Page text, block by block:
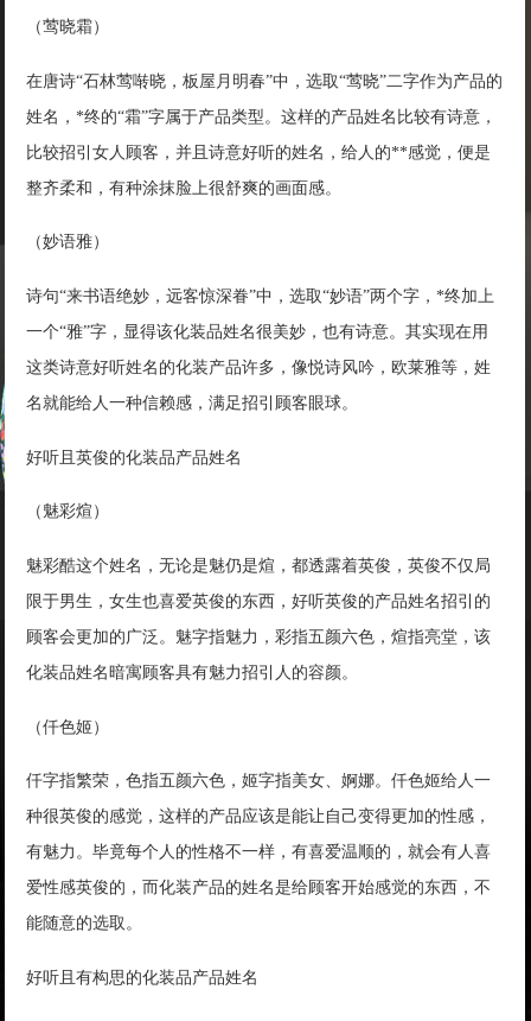
（莺晓霜）
在唐诗“石林莺啭晓，板屋月明春”中，选取“莺晓”二字作为产品的
姓名，*终的“霜”字属于产品类型。这样的产品姓名比较有诗意，
比较招引女人顾客，并且诗意好听的姓名，给人的**感觉，便是
整齐柔和，有种涂抹脸上很舒爽的画面感。
（妙语雅）
诗句“来书语绝妙，远客惊深眷”中，选取“妙语”两个字，*终加上
一个“雅”字，显得该化装品姓名很美妙，也有诗意。其实现在用
这类诗意好听姓名的化装产品许多，像悦诗风吟，欧莱雅等，姓
名就能给人一种信赖感，满足招引顾客眼球。
好听且英俊的化装品产品姓名
（魅彩煊）
魅彩酷这个姓名，无论是魅仍是煊，都透露着英俊，英俊不仅局
限于男生，女生也喜爱英俊的东西，好听英俊的产品姓名招引的
顾客会更加的广泛。魅字指魅力，彩指五颜六色，煊指亮堂，该
化装品姓名暗寓顾客具有魅力招引人的容颜。
（仟色姬）
仟字指繁荣，色指五颜六色，姬字指美女、婀娜。仟色姬给人一
种很英俊的感觉，这样的产品应该是能让自己变得更加的性感，
有魅力。毕竟每个人的性格不一样，有喜爱温顺的，就会有人喜
爱性感英俊的，而化装产品的姓名是给顾客开始感觉的东西，不
能随意的选取。
好听且有构思的化装品产品姓名